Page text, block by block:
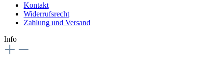
Kontakt
Widerrufsrecht
Zahlung und Versand
Info